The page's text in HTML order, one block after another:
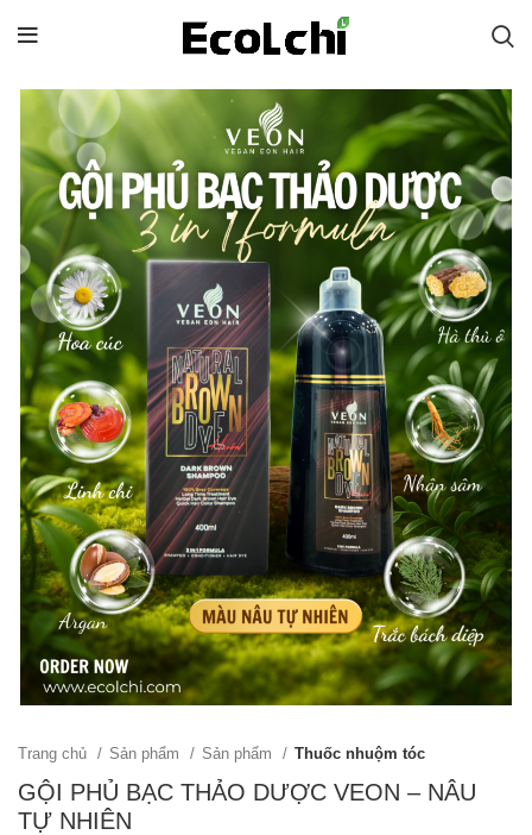
Trang chủ Sản phẩm Sản phẩm Thuốc nhuộm tóc
GỘI PHỦ BẠC THẢO DƯỢC VEON – NÂU
TỰ NHIÊN